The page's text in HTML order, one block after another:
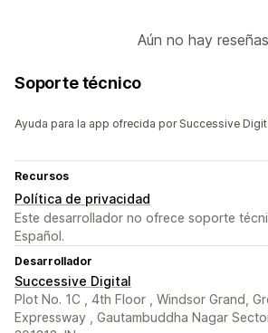
Aún no hay reseñas
Soporte técnico
Ayuda para la app ofrecida por Successive
Recursos
Política de privacidad
Este desarrollador no ofrece soporte
Español.
Desarrollador
Successive Digital
Plot No. 1C , 4th Floor , Windsor Grand,
Expressway , Gautambuddha Nagar